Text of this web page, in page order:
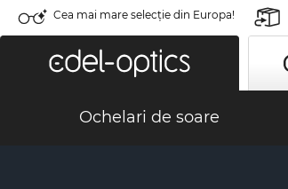
Cea mai mare selecție din Europa!
Ochelari de soare